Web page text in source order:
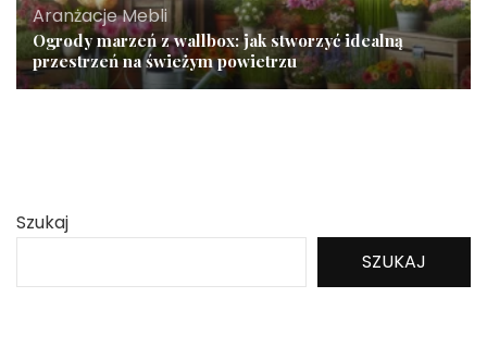
Aranżacje Mebli
Ogrody marzeń z wallbox: jak stworzyć idealną
przestrzeń na świeżym powietrzu
Szukaj
SZUKAJ